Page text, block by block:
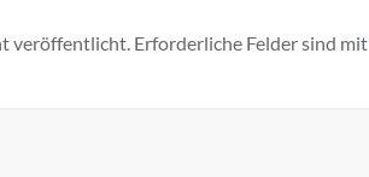
veröffentlicht. Erforderliche Felder sind mit